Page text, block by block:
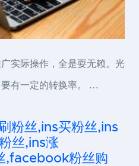
实际操作，全是耍无赖。光
有一定的转换率。 …
粉丝,ins买粉丝,ins
丝,ins涨
,facebook粉丝购